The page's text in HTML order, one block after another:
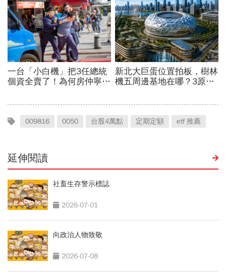
009816 0050 台股4萬點 定期定額 etf 推薦
延伸閱讀
社畜生存警示標誌
2026-07-01
向政治人物致敬
2026-07-08